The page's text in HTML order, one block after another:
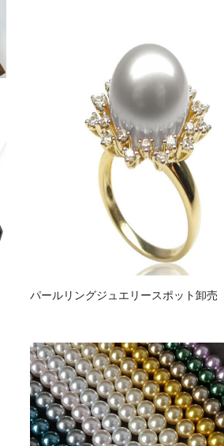
パールリングジュエリースポット卸売